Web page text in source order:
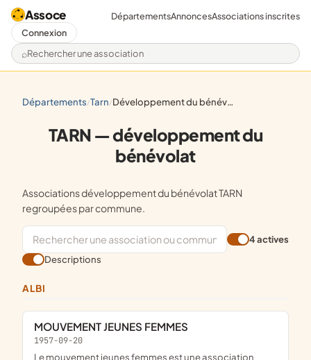
Assoce
Rechercher une association
DépartementsAnnoncesAssociations inscrites
Connexion
départements/ tarn/ développement du bénévolat
TARN — développement du
bénévolat
Associations développement du bénévolat TARN
regroupées par commune.
4 actives
Descriptions
ALBI
MOUVEMENT JEUNES FEMMES
1957-09-20
le mouvement jeunes femmes est une association